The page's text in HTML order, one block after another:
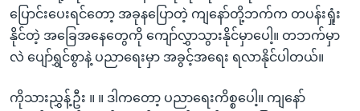
ပြောင်းပေးရင်တော့ အခုနပြောတဲ့ ကျနော်တို့ဘက်က တပန်းရှုံး
နိုင်တဲ့ အခြေအနေတွေကို ကျော်လွှာသွားနိုင်မှာပေါ့။ တဘက်မှာ
လဲ ပျော်ရွှင်စွာနဲ့ ပညာရေးမှာ အခွင့်အရေး ရလာနိုင်ပါတယ်။
ကိုသားညွှန့်ဦး ။ ။ ဒါကတော့ ပညာရေးကိစ္စပေါ့။ ကျနော်